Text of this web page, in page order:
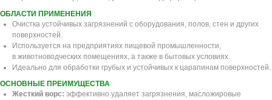
ОБЛАСТИ ПРИМЕНЕНИЯ
Очистка устойчивых загрязнений с оборудования, полов, стен и других
поверхностей.
Используется на предприятиях пищевой промышленности,
в животноводческих помещениях, а также в бытовых условиях.
Идеально для обработки грубых и устойчивых к царапинам поверхностей.
ОСНОВНЫЕ ПРЕИМУЩЕСТВА
Жесткий ворс: эффективно удаляет загрязнения, масложировые